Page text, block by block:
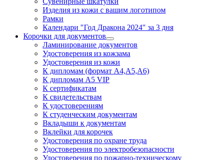
Изделия из кожи с вашим логотипом
Рамки
Календари "Год Дракона 2024" за 3 дня
Корочки для документов
Ламинирование документов
Удостоверения из кожзама
Удостоверения из кожи
К дипломам (формат А4,А5,А6)
К дипломам А5 VIP
К сертификатам
К свидетельствам
К удостоверениям
К студенческим документам
Вкладыши к документам
Вклейки для корочек
Удостоверения по охране труда
Удостоверения по электробезопасности
Удостоверения по пожарно-техническому